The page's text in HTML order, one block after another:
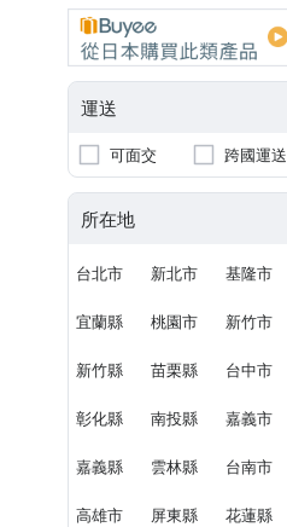
運送
可面交 跨國運送
所在地
台北市 新北市 基隆市
宜蘭縣 桃園市 新竹市
新竹縣 苗栗縣 台中市
彰化縣 南投縣 嘉義市
嘉義縣 雲林縣 台南市
高雄市 屏東縣 花蓮縣